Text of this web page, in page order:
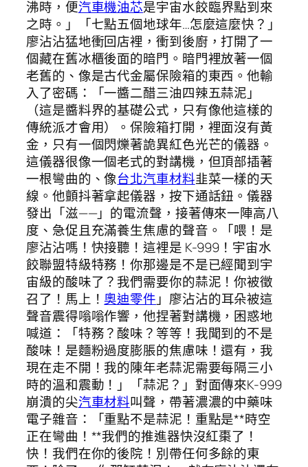
沸時，便汽車機油芯是宇宙水餃臨界點到來
之時。」「七點五個地球年…怎麼這麼快？」
廖沾沾猛地衝回店裡，衝到後廚，打開了一
個藏在舊冰櫃後面的暗門。暗門裡放著一個
老舊的、像是古代金屬保險箱的東西。他輸
入了密碼：「一醬二醋三油四辣五蒜泥」
（這是醬料界的基礎公式，只有像他這樣的
傳統派才會用）。保險箱打開，裡面沒有黃
金，只有一個閃爍著詭異紅色光芒的儀器。
這儀器很像一個老式的對講機，但頂部插著
一根彎曲的、像台北汽車材料韭菜一樣的天
線。他顫抖著拿起儀器，按下通話鈕。儀器
發出「滋——」的電流聲，接著傳來一陣高八
度、急促且充滿養生焦慮的聲音。「喂！是
廖沾沾嗎！快接聽！這裡是 K-999！宇宙水
餃聯盟特級特務！你那邊是不是已經聞到宇
宙級的酸味了？我們需要你的蒜泥！你被徵
召了！馬上！ 奧迪零件」廖沾沾的耳朵被這
聲音震得嗡嗡作響，他捏著對講機，困惑地
喊道：「特務？酸味？等等！我聞到的不是
酸味！是麵粉過度膨脹的焦慮味！還有，我
現在走不開！我的陳年老蒜泥需要每隔三小
時的溫和震動！」「蒜泥？」對面傳來K-999
崩潰的尖汽車材料叫聲，帶著濃濃的中藥味
電子雜音：「重點不是蒜泥！重點是**時空
正在彎曲！**我們的推進器快沒紅棗了！
快！我們在你的後院！別帶任何多餘的東